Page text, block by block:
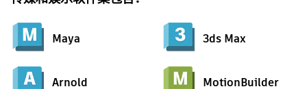
Maya 3ds Max
Arnold MotionBuilder